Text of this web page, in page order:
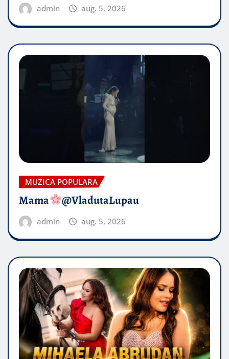
admin aug. 5, 2026
MUZICA POPULARA
Mama @VladutaLupau
admin aug. 5, 2026